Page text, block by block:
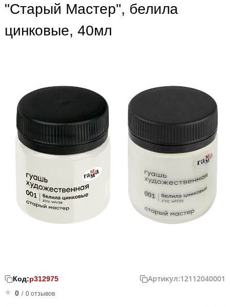
"Старый Мастер", белила
цинковые, 40мл
Код:р312975 Артикул:12112040001
0 / 0 отзывов